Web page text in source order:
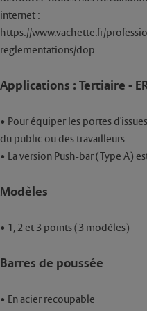
• Large choix de finitions : coloris
RAL9016, NOIR (N) RAL9005 ou
consulter
internet :
https://www.vachette.fr/
reglementations/dop
Applications : Tertiaire -
• Pour équiper les portes
du public ou des travailleurs
• La version Push-bar (Type A)
Modèles
• 1, 2 et 3 points (3 modèles)
Barres de poussée
• En acier recoupable